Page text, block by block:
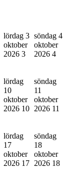
lördag 3
oktober
2026 3
söndag 4
oktober
2026 4
lördag
10
oktober
2026 10
söndag
11
oktober
2026 11
lördag
17
oktober
2026 17
söndag
18
oktober
2026 18